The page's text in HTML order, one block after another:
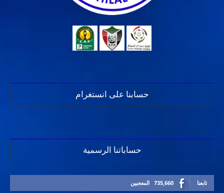
حسابنا على انستغرام
حساباتنا الرسمية
735,660 المعجبين تابعنا